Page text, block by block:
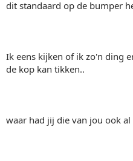
dit standaard op de bumper
Ik eens kijken of ik zo'n ding
de kop kan tikken..
waar had jij die van jou ook al